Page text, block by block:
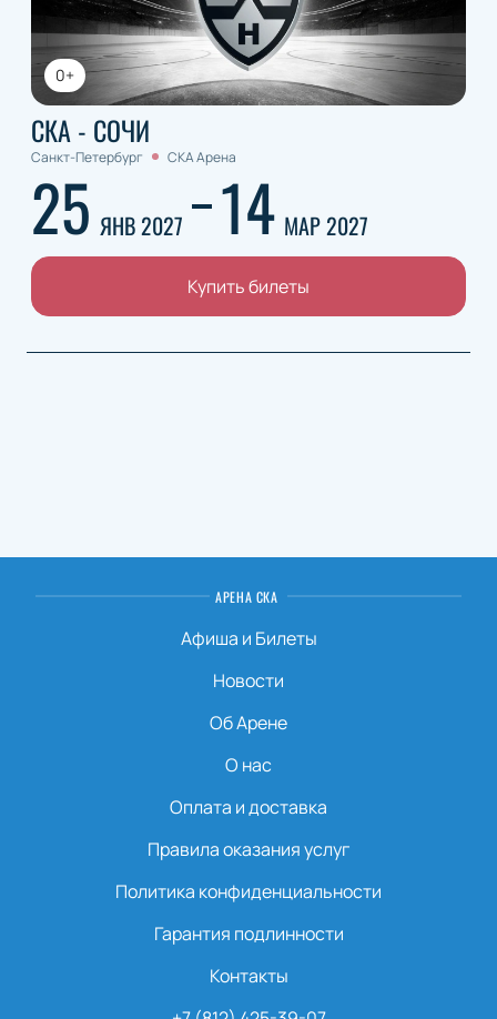
0+
СКА - СОЧИ
Санкт-Петербург СКА Арена
25 ЯНВ 2027 14 МАР 2027
Купить билеты
АРЕНА СКА
Афиша и Билеты
Новости
Об Арене
О нас
Оплата и доставка
Правила оказания услуг
Политика конфиденциальности
Гарантия подлинности
Контакты